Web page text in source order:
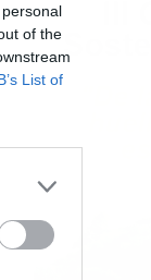
of the
List of